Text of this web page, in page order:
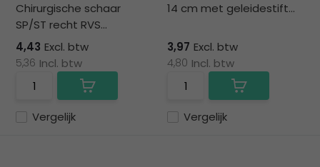
Chirurgische schaar
SP/ST recht RVS...
Vergelijk
4,43 Excl. btw
5,36 Incl. btw
14 cm met geleidestift...
Vergelijk
3,97 Excl. btw
4,80 Incl. btw